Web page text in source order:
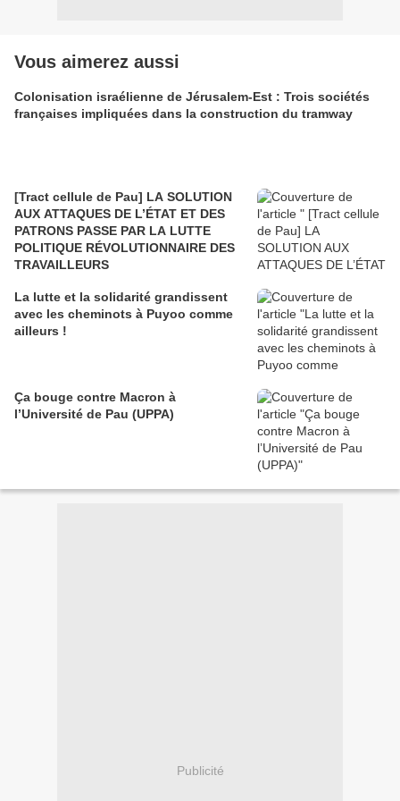
Vous aimerez aussi
Colonisation israélienne de Jérusalem-Est : Trois sociétés
françaises impliquées dans la construction du tramway
[Tract cellule de Pau] LA SOLUTION
AUX ATTAQUES DE L’ÉTAT ET DES
PATRONS PASSE PAR LA LUTTE
POLITIQUE RÉVOLUTIONNAIRE DES
TRAVAILLEURS
La lutte et la solidarité grandissent
avec les cheminots à Puyoo comme
ailleurs !
Ça bouge contre Macron à
l’Université de Pau (UPPA)
Publicité